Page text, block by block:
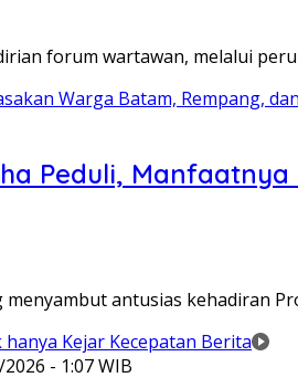
forum wartawan, melalui
Peduli,
menyambut antusias kehadiran
- 1:07 WIB